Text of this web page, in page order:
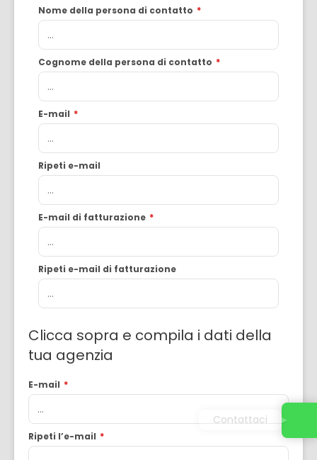
Nome della persona di contatto *
Cognome della persona di contatto *
E-mail *
Ripeti e-mail
E-mail di fatturazione *
Ripeti e-mail di fatturazione
Clicca sopra e compila i dati della
tua agenzia
E-mail *
Ripeti l’e-mail *
Contattaci